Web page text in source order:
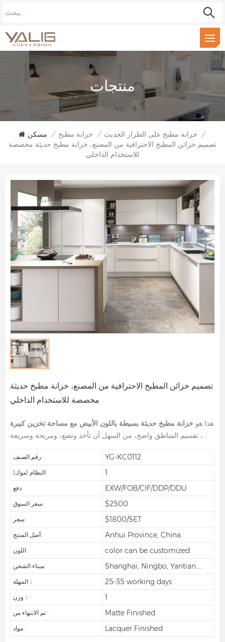
منتجات
مسكن / خزانة مطبخ / خزانة مطبخ على الطراز الحديث /
تصميم خزائن المطبخ الاحترافية من المصنع، خزانة مطبخ حديثة مخصصة
للاستخدام الداخلي
تصميم خزائن المطبخ الاحترافية من المصنع، خزانة مطبخ حديثة
مخصصة للاستخدام الداخلي
هذا هو خزانة مطبخ حديثة بسيطة باللون الأبيض مع مساحة تخزين كبيرة
رقم الصنف.: YG-KC0112
النظام (موك): 1
دفع: EXW/FOB/CIF/DDP/DDU
سعر السوق: $2500
سعر: $1800/SET
أصل المنتج: Anhui Province, China
اللون: color can be customized
ميناء الشحن: Shanghai, Ningbo, Yantian....
المهلة： 25-35 working days
وزن： 1
تم الانتهاء من : Matte Finished
مواد : Lacquer Finished